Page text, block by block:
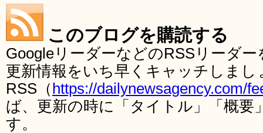
このブログを購読する
GoogleリーダーなどのRSSリーダ
更新情報をいち早くキャッチしま
RSS（ https://dailynewsagency.com/
ば、更新の時に「タイトル」「概要
す。